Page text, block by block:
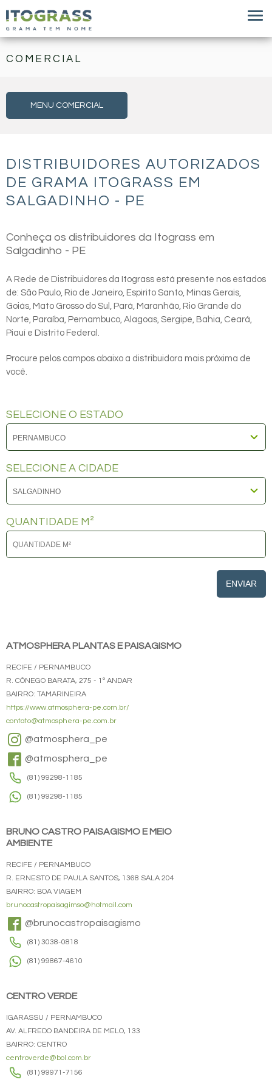
COMERCIAL
MENU COMERCIAL
DISTRIBUIDORES AUTORIZADOS
DE GRAMA ITOGRASS EM
SALGADINHO - PE
Conheça os distribuidores da Itograss em
Salgadinho - PE
A Rede de Distribuidores da Itograss está presente nos estados
de: São Paulo, Rio de Janeiro, Espirito Santo, Minas Gerais,
Goiás, Mato Grosso do Sul, Pará, Maranhão, Rio Grande do
Norte, Paraíba, Pernambuco, Alagoas, Sergipe, Bahia, Ceará,
Piauí e Distrito Federal.
Procure pelos campos abaixo a distribuidora mais próxima de
você.
SELECIONE O ESTADO
SELECIONE A CIDADE
QUANTIDADE M²
ENVIAR
ATMOSPHERA PLANTAS E PAISAGISMO
RECIFE / PERNAMBUCO
R. CÔNEGO BARATA, 275 - 1º ANDAR
BAIRRO: TAMARINEIRA
https://www.atmosphera-pe.com.br/
contato@atmosphera-pe.com.br
@atmosphera_pe
@atmosphera_pe
(81) 99298-1185
(81) 99298-1185
BRUNO CASTRO PAISAGISMO E MEIO
AMBIENTE
RECIFE / PERNAMBUCO
R. ERNESTO DE PAULA SANTOS, 1368 SALA 204
BAIRRO: BOA VIAGEM
brunocastropaisagimso@hotmail.com
@brunocastropaisagismo
(81) 3038-0818
(81) 99867-4610
CENTRO VERDE
IGARASSU / PERNAMBUCO
AV. ALFREDO BANDEIRA DE MELO, 133
BAIRRO: CENTRO
centroverde@bol.com.br
(81) 99971-7156